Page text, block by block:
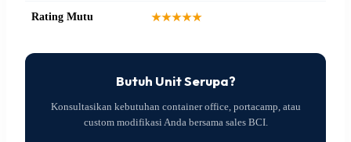
Rating Mutu ★★★★★
Butuh Unit Serupa?
Konsultasikan kebutuhan container office, portacamp, atau
custom modifikasi Anda bersama sales BCI.